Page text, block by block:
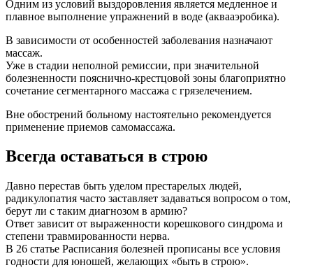
Одним из условий выздоровления является медленное и
плавное выполнение упражнений в воде (аквааэробика).
В зависимости от особенностей заболевания назначают
массаж.
Уже в стадии неполной ремиссии, при значительной
болезненности пояснично-крестцовой зоны благоприятно
сочетание сегментарного массажа с грязелечением.
Вне обострений больному настоятельно рекомендуется
применение приемов самомассажа.
Всегда оставаться в строю
Давно перестав быть уделом престарелых людей,
радикулопатия часто заставляет задаваться вопросом о том,
берут ли с таким диагнозом в армию?
Ответ зависит от выраженности корешкового синдрома и
степени травмированности нерва.
В 26 статье Расписания болезней прописаны все условия
годности для юношей, желающих «быть в строю».